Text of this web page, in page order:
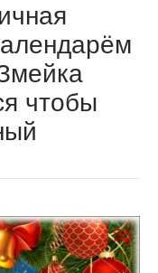
чтобы